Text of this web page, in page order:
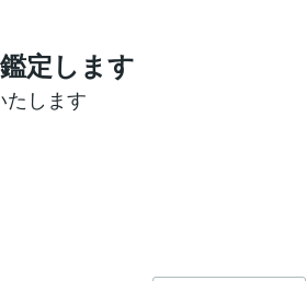
定します
たします